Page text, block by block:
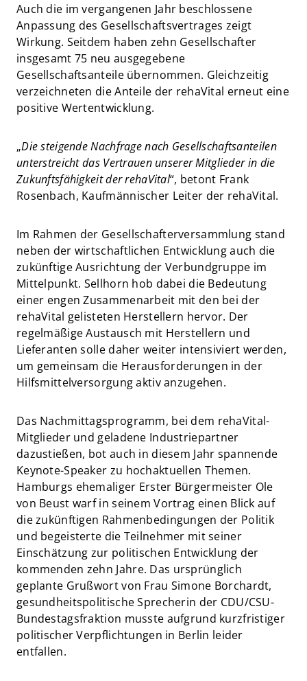
Auch die im vergangenen Jahr beschlossene
Anpassung des Gesellschaftsvertrages zeigt
Wirkung. Seitdem haben zehn Gesellschafter
insgesamt 75 neu ausgegebene
Gesellschaftsanteile übernommen. Gleichzeitig
verzeichneten die Anteile der rehaVital erneut eine
positive Wertentwicklung.
„Die steigende Nachfrage nach Gesellschaftsanteilen
unterstreicht das Vertrauen unserer Mitglieder in die
Zukunftsfähigkeit der rehaVital“, betont Frank
Rosenbach, Kaufmännischer Leiter der rehaVital.
Im Rahmen der Gesellschafterversammlung stand
neben der wirtschaftlichen Entwicklung auch die
zukünftige Ausrichtung der Verbundgruppe im
Mittelpunkt. Sellhorn hob dabei die Bedeutung
einer engen Zusammenarbeit mit den bei der
rehaVital gelisteten Herstellern hervor. Der
regelmäßige Austausch mit Herstellern und
Lieferanten solle daher weiter intensiviert werden,
um gemeinsam die Herausforderungen in der
Hilfsmittelversorgung aktiv anzugehen.
Das Nachmittagsprogramm, bei dem rehaVital-
Mitglieder und geladene Industriepartner
dazustießen, bot auch in diesem Jahr spannende
Keynote-Speaker zu hochaktuellen Themen.
Hamburgs ehemaliger Erster Bürgermeister Ole
von Beust warf in seinem Vortrag einen Blick auf
die zukünftigen Rahmenbedingungen der Politik
und begeisterte die Teilnehmer mit seiner
Einschätzung zur politischen Entwicklung der
kommenden zehn Jahre. Das ursprünglich
geplante Grußwort von Frau Simone Borchardt,
gesundheitspolitische Sprecherin der CDU/CSU-
Bundestagsfraktion musste aufgrund kurzfristiger
politischer Verpflichtungen in Berlin leider
entfallen.